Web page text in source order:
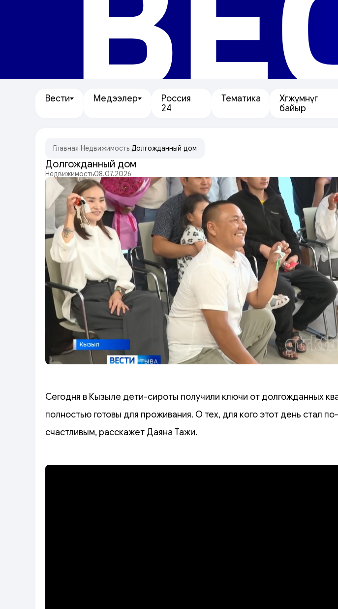
Вести Медээлер
Россия
24
Тематика
Хөгжүмнүг
байыр
Главная Недвижимость Долгожданный дом
Долгожданный дом
Недвижимость08.07.2026
Сегодня в Кызыле дети-сироты получили ключи от долгожданных
полностью готовы для проживания. О тех, для кого этот день стал
счастливым, расскажет Даяна Тажи.